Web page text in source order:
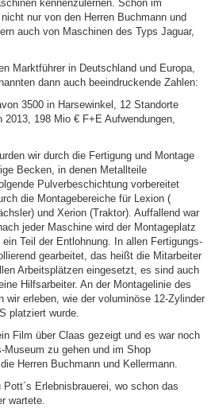
kennenzulernen. Schon im
nur von den Herren Buchmann und
auch von Maschinen des Typs Jaguar,
Marktführer in Deutschland und Europa,
dann auch beeindruckende Zahlen:
3500 in Harsewinkel, 12 Standorte
198 Mio € F+E Aufwendungen,
wir durch die Fertigung und Montage
Becken, in denen Metallteile
Pulverbeschichtung vorbereitet
die Montagebereiche für Lexion (
und Xerion (Traktor). Auffallend war
jeder Maschine wird der Montageplatz
Teil der Entlohnung. In allen Fertigungs-
gearbeitet, das heißt die Mitarbeiter
Arbeitsplätzen eingesetzt, es sind auch
Hilfsarbeiter. An der Montagelinie des
wir erleben, wie der voluminöse 12-Zylinder
platziert wurde.
Film über Claas gezeigt und es war noch
Museum zu gehen und im Shop
Herren Buchmann und Kellermann.
Erlebnisbrauerei, wo schon das
wartete.